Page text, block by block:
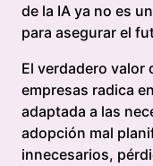
de la IA ya no es
para asegurar el
El verdadero valor
empresas radica
adaptada a las
adopción mal
innecesarios,